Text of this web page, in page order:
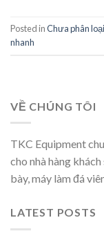
Posted inChưa phân loại
nhanh
VỀ CHÚNG TÔI
TKC Equipment
cho nhà hàng
bày, máy làm đá
LATEST POSTS